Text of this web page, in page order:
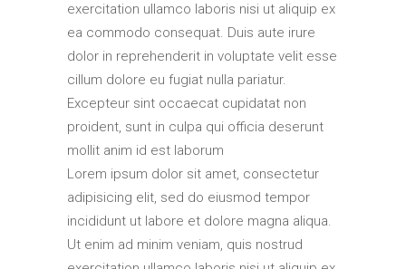
exercitation ullamco laboris nisi ut aliquip ex
ea commodo consequat. Duis aute irure
dolor in reprehenderit in voluptate velit esse
cillum dolore eu fugiat nulla pariatur.
Excepteur sint occaecat cupidatat non
proident, sunt in culpa qui officia deserunt
mollit anim id est laborum
Lorem ipsum dolor sit amet, consectetur
adipisicing elit, sed do eiusmod tempor
incididunt ut labore et dolore magna aliqua.
Ut enim ad minim veniam, quis nostrud